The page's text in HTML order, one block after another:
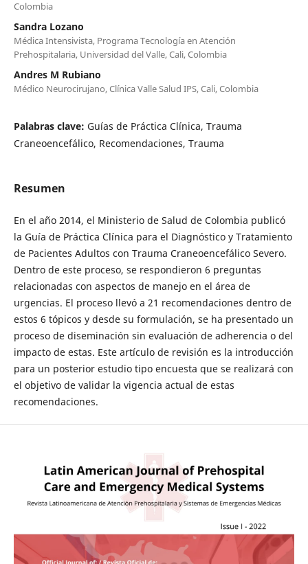
Colombia
Sandra Lozano
Médica Intensivista, Programa Tecnología en Atención
Prehospitalaria, Universidad del Valle, Cali, Colombia
Andres M Rubiano
Médico Neurocirujano, Clínica Valle Salud IPS, Cali, Colombia
Palabras clave: Guías de Práctica Clínica, Trauma
Craneoencefálico, Recomendaciones, Trauma
Resumen
En el año 2014, el Ministerio de Salud de Colombia publicó
la Guía de Práctica Clínica para el Diagnóstico y Tratamiento
de Pacientes Adultos con Trauma Craneoencefálico Severo.
Dentro de este proceso, se respondieron 6 preguntas
relacionadas con aspectos de manejo en el área de
urgencias. El proceso llevó a 21 recomendaciones dentro de
estos 6 tópicos y desde su formulación, se ha presentado un
proceso de diseminación sin evaluación de adherencia o del
impacto de estas. Este artículo de revisión es la introducción
para un posterior estudio tipo encuesta que se realizará con
el objetivo de validar la vigencia actual de estas
recomendaciones.